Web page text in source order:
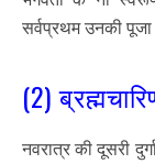
सर्वप्रथम उनकी पूजा
(2)
नवरात्र की दूसरी